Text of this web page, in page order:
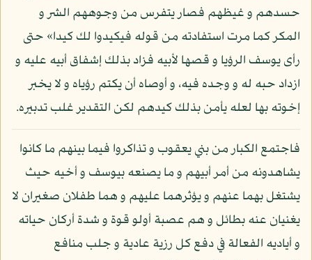
حسدهم و غيظهم فصار يتفرس من وجوههم الشر و
المكر كما مرت استفادته من قوله فيكيدوا لك كيدا» حتى
رأى يوسف الرؤيا و قصها لأبيه فزاد بذلك إشفاق أبيه عليه و
ازداد حبه له و وجده فيه، و أوصاه أن يكتم رؤياه و لا يخبر
إخوته بها لعله يأمن بذلك كيدهم لكن التقدير غلب تدبيره.
فاجتمع الكبار من بني يعقوب و تذاكروا فيما بينهم ما كانوا
يشاهدونه من أمر أبيهم و ما يصنعه بيوسف و أخيه حيث
يشتغل بهما عنهم و يؤثرهما عليهم و هما طفلان صغيران لا
يغنيان عنه بطائل و هم عصبة أولو قوة و شدة أركان حياته
و أياديه الفعالة في دفع كل رزية عادية و جلب منافع